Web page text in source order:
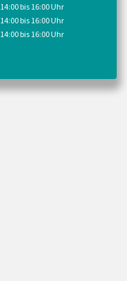
14:00 bis 16:00 Uhr
14:00 bis 16:00 Uhr
14:00 bis 16:00 Uhr